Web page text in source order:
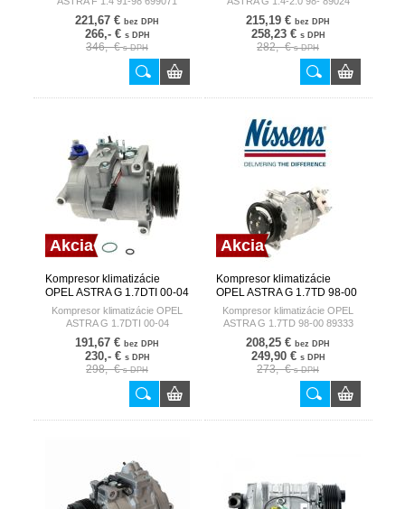
221,67 € bez DPH
266,- € s DPH
346,- €s DPH
215,19 € bez DPH
258,23 € s DPH
282,- €s DPH
Akcia
Kompresor klimatizácie
OPEL ASTRA G 1.7DTI 00-04
8FK351127-761 HELLA
GERMANY
Kompresor klimatizácie OPEL
ASTRA G 1.7DTI 00-04
8FK351127-761
191,67 € bez DPH
230,- € s DPH
298,- €s DPH
Akcia
Kompresor klimatizácie
OPEL ASTRA G 1.7TD 98-00
89333 NISSENS DENMARK
Kompresor klimatizácie OPEL
ASTRA G 1.7TD 98-00 89333
208,25 € bez DPH
249,90 € s DPH
273,- €s DPH